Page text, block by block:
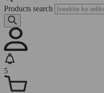
Products search
5